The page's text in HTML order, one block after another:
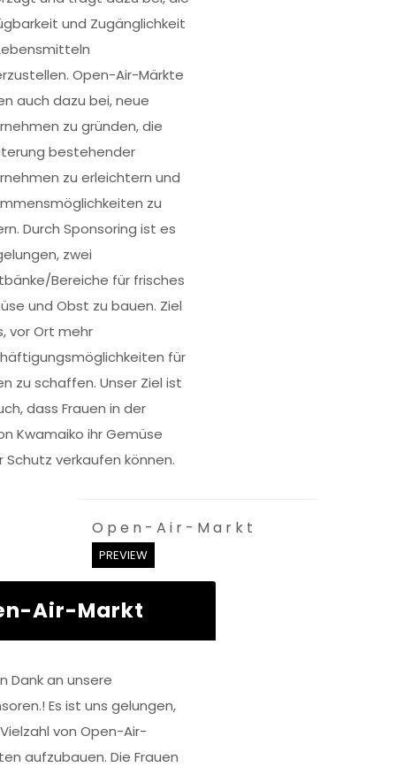
und Zugänglichkeit
Open-Air-Märkte
auch dazu bei, neue
zu gründen, die
bestehender
zu erleichtern und
zu
Durch Sponsoring ist es
zwei
Bereiche für frisches
und Obst zu bauen. Ziel
vor Ort mehr
für
zu schaffen. Unser Ziel ist
dass Frauen in der
Kwamaiko ihr Gemüse
Schutz verkaufen können.
Open-Air-Markt
PREVIEW
Air-Markt
Dank an unsere
Es ist uns gelungen,
von Open-Air-
aufzubauen. Die Frauen